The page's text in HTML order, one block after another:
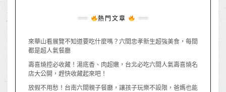
熱門文章
來華山看展覽不知道要吃什麼嗎？六間忠孝新生超強美食，每間
都是超人氣餐廳
壽喜燒控必收藏！湯底香、肉超嫩，台北必吃六間人氣壽喜燒名
店大公開，趕快收藏起來吧！
放假不用愁！台南六間親子餐廳，讓孩子玩樂不設限，爸媽也能